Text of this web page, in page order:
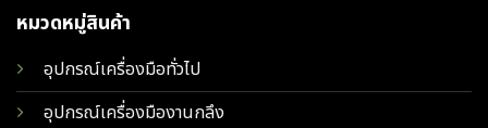
หมวดหมู่สินค้า
อุปกรณ์เครื่องมือทั่วไป
อุปกรณ์เครื่องมืองานกลึง